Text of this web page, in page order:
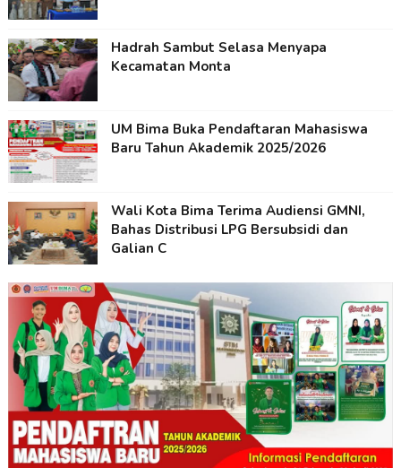
Hadrah Sambut Selasa Menyapa
Kecamatan Monta
UM Bima Buka Pendaftaran Mahasiswa
Baru Tahun Akademik 2025/2026
Wali Kota Bima Terima Audiensi GMNI,
Bahas Distribusi LPG Bersubsidi dan
Galian C